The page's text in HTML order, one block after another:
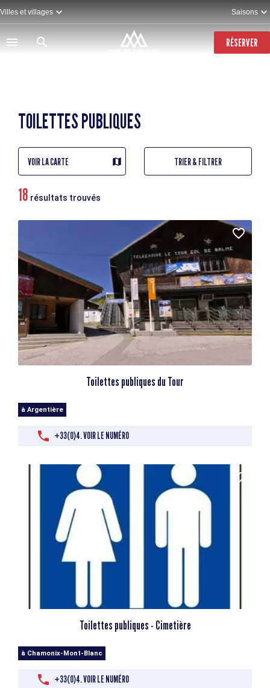
Aller
au
contenu
principal
Villes et villages Saisons
RÉSERVER
TOILETTES PUBLIQUES
VOIR LA CARTE TRIER & FILTRER
18 résultats trouvés
Toilettes publiques du Tour
à Argentière
+33(0)4. VOIR LE NUMÉRO
Toilettes publiques - Cimetière
à Chamonix-Mont-Blanc
+33(0)4. VOIR LE NUMÉRO